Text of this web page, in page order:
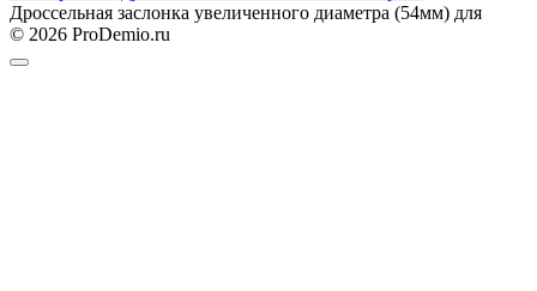
Дроссельная заслонка увеличенного диаметра (54мм) для
© 2026 ProDemio.ru